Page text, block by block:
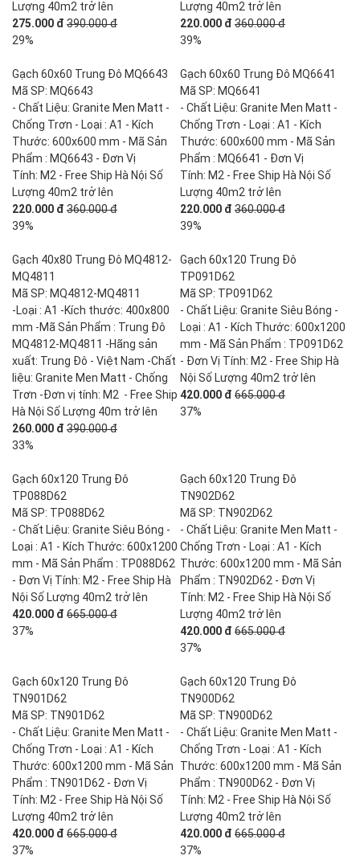
Lượng 40m2 trở lên
275.000 đ 390.000 đ
29%
Lượng 40m2 trở lên
220.000 đ 360.000 đ
39%
Gạch 60x60 Trung Đô MQ6643
Mã SP: MQ6643
- Chất Liệu: Granite Men Matt -
Chống Trơn - Loại : A1 - Kích
Thước: 600x600 mm - Mã Sản
Phẩm : MQ6643 - Đơn Vị
Tính: M2 - Free Ship Hà Nội Số
Lượng 40m2 trở lên
220.000 đ 360.000 đ
39%
Gạch 60x60 Trung Đô MQ6641
Mã SP: MQ6641
- Chất Liệu: Granite Men Matt -
Chống Trơn - Loại : A1 - Kích
Thước: 600x600 mm - Mã Sản
Phẩm : MQ6641 - Đơn Vị
Tính: M2 - Free Ship Hà Nội Số
Lượng 40m2 trở lên
220.000 đ 360.000 đ
39%
Gạch 40x80 Trung Đô MQ4812-
MQ4811
Mã SP: MQ4812-MQ4811
-Loại : A1 -Kích thước: 400x800
mm -Mã Sản Phẩm : Trung Đô
MQ4812-MQ4811 -Hãng sản
xuất: Trung Đô - Việt Nam -Chất
liệu: Granite Men Matt - Chống
Trơn -Đơn vị tính: M2 - Free Ship
Hà Nội Số Lượng 40m trở lên
260.000 đ 390.000 đ
33%
Gạch 60x120 Trung Đô
TP091D62
Mã SP: TP091D62
- Chất Liệu: Granite Siêu Bóng -
Loại : A1 - Kích Thước: 600x1200
mm - Mã Sản Phẩm : TP091D62
- Đơn Vị Tính: M2 - Free Ship Hà
Nội Số Lượng 40m2 trở lên
420.000 đ 665.000 đ
37%
Gạch 60x120 Trung Đô
TP088D62
Mã SP: TP088D62
- Chất Liệu: Granite Siêu Bóng -
Loại : A1 - Kích Thước: 600x1200
mm - Mã Sản Phẩm : TP088D62
- Đơn Vị Tính: M2 - Free Ship Hà
Nội Số Lượng 40m2 trở lên
420.000 đ 665.000 đ
37%
Gạch 60x120 Trung Đô
TN902D62
Mã SP: TN902D62
- Chất Liệu: Granite Men Matt -
Chống Trơn - Loại : A1 - Kích
Thước: 600x1200 mm - Mã Sản
Phẩm : TN902D62 - Đơn Vị
Tính: M2 - Free Ship Hà Nội Số
Lượng 40m2 trở lên
420.000 đ 665.000 đ
37%
Gạch 60x120 Trung Đô
TN901D62
Mã SP: TN901D62
- Chất Liệu: Granite Men Matt -
Chống Trơn - Loại : A1 - Kích
Thước: 600x1200 mm - Mã Sản
Phẩm : TN901D62 - Đơn Vị
Tính: M2 - Free Ship Hà Nội Số
Lượng 40m2 trở lên
420.000 đ 665.000 đ
37%
Gạch 60x120 Trung Đô
TN900D62
Mã SP: TN900D62
- Chất Liệu: Granite Men Matt -
Chống Trơn - Loại : A1 - Kích
Thước: 600x1200 mm - Mã Sản
Phẩm : TN900D62 - Đơn Vị
Tính: M2 - Free Ship Hà Nội Số
Lượng 40m2 trở lên
420.000 đ 665.000 đ
37%